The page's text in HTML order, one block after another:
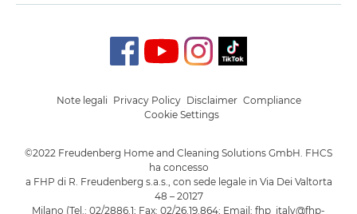
©2022 Freudenberg Home and Cleaning Solutions GmbH. FHCS
ha concesso
a FHP di R. Freudenberg s.a.s., con sede legale in Via Dei Valtorta
48 – 20127
Milano (Tel.: 02/2886.1; Fax: 02/26.19.864; Email: fhp_italy@fhp-
Note legali Privacy Policy Disclaimer Compliance
Cookie Settings